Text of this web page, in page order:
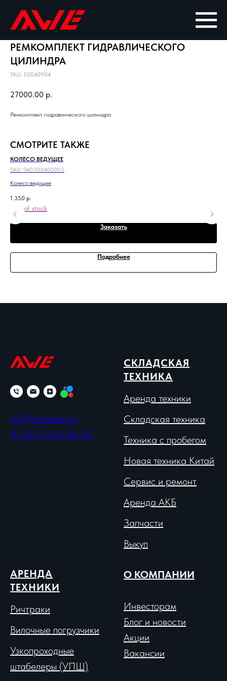
РЕМКОМПЛЕКТ ГИДРАВЛИЧЕСКОГО
ЦИЛИНДРА
SKU: 50040904
27000.00 р.
Ремкомплект гидравлического цилиндра
СМОТРИТЕ ТАКЖЕ
КОЛЕСО ВЕДУЩЕЕ
SKU: 940300400005
Колесо ведущее
1 350 р.
Out of stock
Заказать
Подробнее
info@skladkar.ru
8 (495) 748-84-42
СКЛАДСКАЯ
ТЕХНИКА
Аренда техники
Складская техника
Техника с пробегом
Новая техника Китай
Сервис и ремонт
Аренда АКБ
Запчасти
Выкуп
АРЕНДА
ТЕХНИКИ
Ричтраки
Вилочные погрузчики
Узкопроходные
штабелеры (УПШ)
О КОМПАНИИ
Инвесторам
Блог и новости
Акции
Вакансии